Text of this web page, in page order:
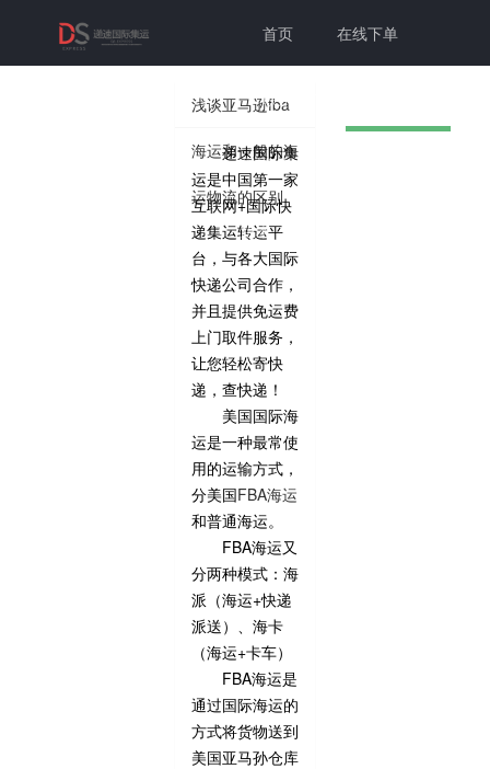
首页 在线下单
联系我们
个人中心
切换为老
版本
浅谈亚马逊fba
海运和一般的海
运物流的区别
递速国际集
运是中国第一家
互联网+国际快
递集运转运平
台，与各大国际
快递公司合作，
并且提供免运费
上门取件服务，
让您轻松寄快
递，查快递！
美国国际海
运是一种最常使
用的运输方式，
分美国FBA海运
和普通海运。
FBA海运又
分两种模式：海
派（海运+快递
派送）、海卡
（海运+卡车）
FBA海运是
通过国际海运的
方式将货物送到
美国亚马孙仓库